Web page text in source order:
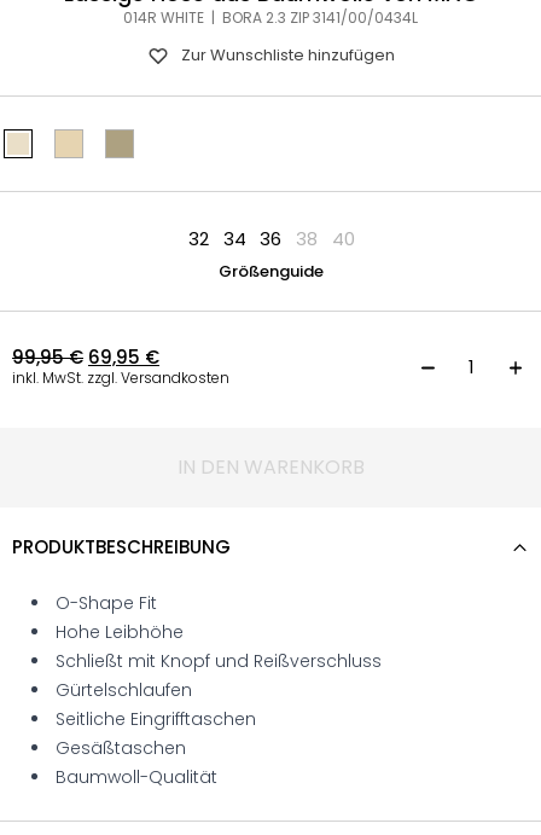
014R WHITE | BORA 2.3 ZIP 3141/00/0434L
Zur Wunschliste hinzufügen
32 34 36 38 40
Größenguide
99,95€ 69,95 €
inkl. MwSt. zzgl. Versandkosten
IN DEN WARENKORB
PRODUKTBESCHREIBUNG
O-Shape Fit
Hohe Leibhöhe
Schließt mit Knopf und Reißverschluss
Gürtelschlaufen
Seitliche Eingrifftaschen
Gesäßtaschen
Baumwoll-Qualität